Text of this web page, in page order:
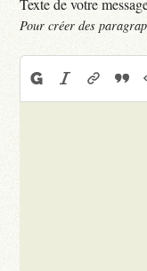
Pour créer des